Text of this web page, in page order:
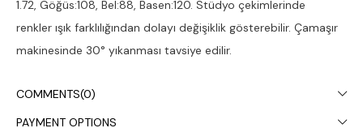
1.72, Göğüs:108, Bel:88, Basen:120. Stüdyo çekimlerinde
renkler ışık farklılığından dolayı değişiklik gösterebilir. Çamaşır
makinesinde 30° yıkanması tavsiye edilir.
COMMENTS(0)
PAYMENT OPTIONS